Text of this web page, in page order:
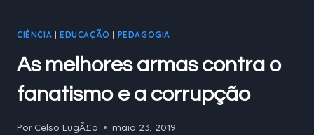
HELMUTH
RICARDO
KRÜGER
CIÊNCIA | EDUCAÇÃO | PEDAGOGIA
As melhores armas contra o
fanatismo e a corrupção
Por Celso LugÃ£o maio 23, 2019